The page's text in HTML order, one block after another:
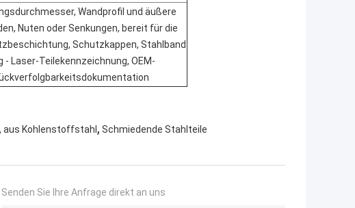
Wandprofil und äußere
Nuten oder Senkungen, bereit für die
Schutzkappen, Stahlband
Laser-Teilekennzeichnung, OEM-
, aus Kohlenstoffstahl , Schmiedende Stahlteile
Senden Sie Ihre Anfrage direkt an uns